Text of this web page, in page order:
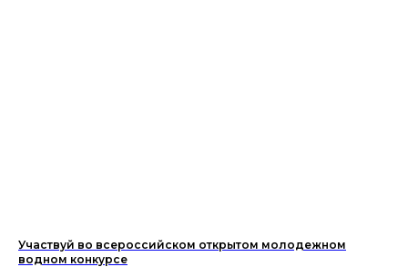
Участвуй во всероссийском открытом молодежном
водном конкурсе